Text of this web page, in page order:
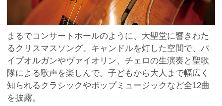
まるでコンサートホールのように、大聖堂に響きわた
るクリスマスソング。キャンドルを灯した空間で、パ
イプオルガンやヴァイオリン、チェロの生演奏と聖歌
隊による歌声を楽しんで。子どもから大人まで幅広く
知られるクラシックやポップミュージックなど全12曲
を披露。